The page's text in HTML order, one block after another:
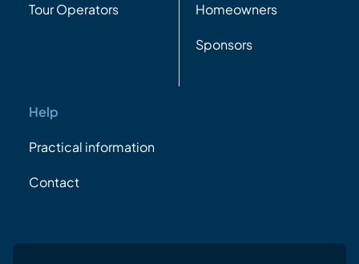
Tour Operators Homeowners
Sponsors
Help
Practical information
Contact